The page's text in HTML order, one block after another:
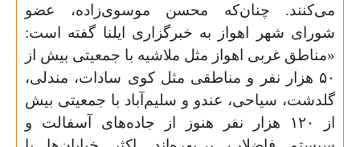
می‌کنند. چنان‌که محسن موسوی‌زاده، عضو
شورای شهر اهواز به خبرگزاری ایلنا گفته است:
«مناطق غربی اهواز مثل ملاشیه با جمعیتی بیش از
۵۰ هزار نفر و مناطقی مثل کوی سادات، مندلی،
گلدشت، سیاحی، عندو و سلیم‌آباد با جمعیتی بیش
از
۱۲۰ هزار نفر هنوز از جاده‌های آسفالت و